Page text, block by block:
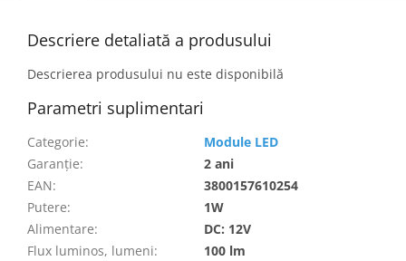
Descriere detaliată a produsului
Descrierea produsului nu este disponibilă
Parametri suplimentari
Categorie:
Module LED
Garanţie:
2 ani
EAN:
3800157610254
Putere:
1W
Alimentare:
DC: 12V
Flux luminos, lumeni:
100 lm